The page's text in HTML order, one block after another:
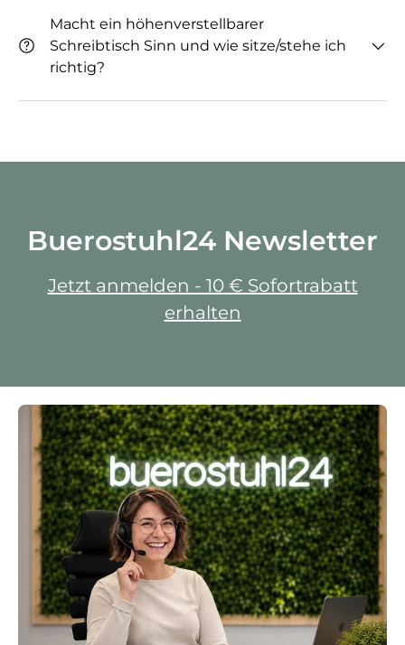
Macht ein höhenverstellbarer
Schreibtisch Sinn und wie sitze/stehe ich
richtig?
Buerostuhl24 Newsletter
Jetzt anmelden - 10 € Sofortrabatt
erhalten